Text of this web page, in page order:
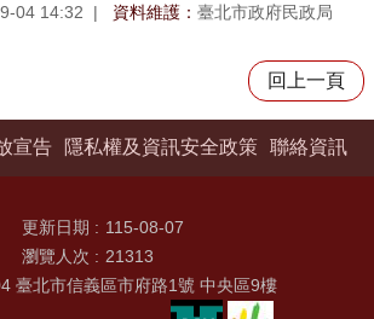
04 14:32 資料維護： 臺北市政府民政局
回上一頁
宣告
隱私權及資訊安全政策 聯絡資訊
更新日期
115-08-07
瀏覽人次
21313
臺北市信義區市府路1號 中央區9樓